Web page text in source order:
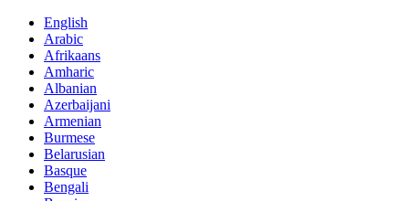
English
Arabic
Afrikaans
Amharic
Albanian
Azerbaijani
Armenian
Burmese
Belarusian
Basque
Bengali